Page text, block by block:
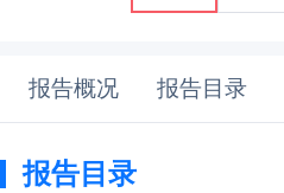
报告概况 报告目录
报告目录